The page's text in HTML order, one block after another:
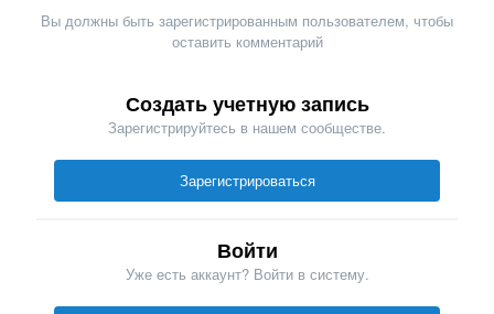
Вы должны быть зарегистрированным пользователем, чтобы
оставить комментарий
Создать учетную запись
Зарегистрируйтесь в нашем сообществе.
Зарегистрироваться
Войти
Уже есть аккаунт? Войти в систему.